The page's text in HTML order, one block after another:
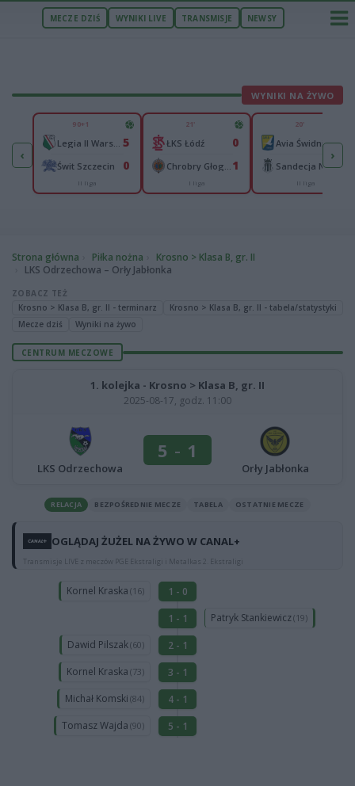
MECZE DZIŚ WYNIKI LIVE TRANSMISJE NEWSY
WYNIKI NA ŻYWO
‹
37
53
90+1
5
Świt Szczecin 0
II liga
21'
ŁKS Łódź 0
1
I liga
20'
Avia Świdnik 0
Sandecja Nowy Sącz 0
II liga
›
Strona główna Piłka nożna
Krosno > Klasa B, gr. II
LKS Odrzechowa – Orły Jabłonka
ZOBACZ TEŻ
Krosno > Klasa B, gr. II - terminarz
Krosno > Klasa B, gr. II - tabela/statystyki
Mecze dziś
Wyniki na żywo
CENTRUM MECZOWE
1. kolejka - Krosno > Klasa B, gr. II
2025-08-17, godz. 11:00
LKS Odrzechowa
5 - 1
Orły Jabłonka
RELACJA BEZPOŚREDNIE MECZE TABELA OSTATNIE MECZE
OGLĄDAJ ŻUŻEL NA ŻYWO W CANAL+
Transmisje LIVE z meczów PGE Ekstraligi i Metalkas 2. Ekstraligi
Kornel Kraska (16)
1 - 0
1 - 1
Patryk Stankiewicz(19)
Dawid Pilszak(60)
2 - 1
Kornel Kraska (73)
3 - 1
Michał Komski (84)
4 - 1
Tomasz Wajda (90) 5 - 1